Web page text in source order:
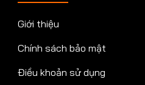
Giới thiệu
Chính sách bảo mật
Điều khoản sử dụng